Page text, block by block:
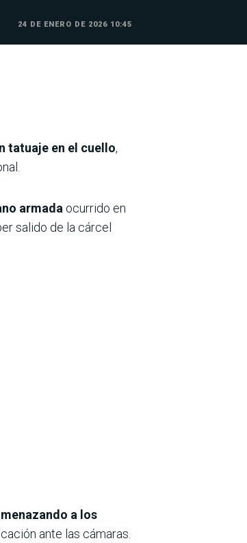
24 DE ENERO DE 2026 10:45
tatuaje en el cuello,
armada ocurrido en
salido de la cárcel
a los
ante las cámaras.